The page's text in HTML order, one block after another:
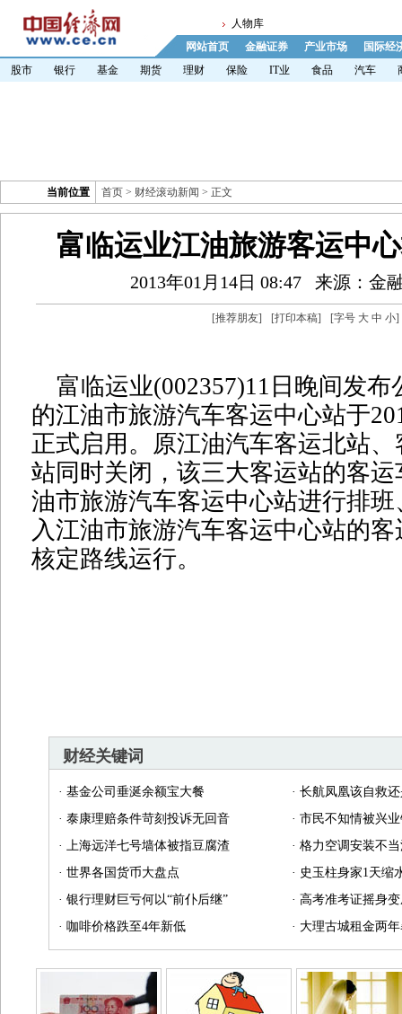
人物库
网站首页
金融证券 产业市场
国际经
股市
银行 基金 期货 理财 保险 IT业 食品 汽车
当前位置 首页 > 财经滚动新闻 > 正文
富临运业江油旅游客运中
2013年01月14日 08:47 来源：金
[推荐朋友] [打印本稿] [字号 大 中 小]
富临运业(002357)11日晚间发布
的江油市旅游汽车客运中心站于
正式启用。原江油汽车客运北站
站同时关闭，该三大客运站的客
油市旅游汽车客运中心站进行排
入江油市旅游汽车客运中心站的
核定路线运行。
财经关键词
· 基金公司垂涎余额宝大餐 · 长航凤凰该自救
· 泰康理赔条件苛刻投诉无回音 · 市民不知情被兴
· 上海远洋七号墙体被指豆腐渣 · 格力空调安装不
· 世界各国货币大盘点 · 史玉柱身家1天缩
· 银行理财巨亏何以“前仆后继” · 高考准考证摇身
· 咖啡价格跌至4年新低 · 大理古城租金两